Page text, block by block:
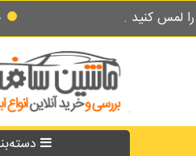
چت آنلاین